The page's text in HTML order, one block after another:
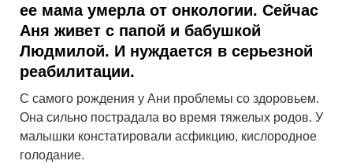
ее мама умерла от онкологии. Сейчас
Аня живет с папой и бабушкой
Людмилой. И нуждается в серьезной
реабилитации.
С самого рождения у Ани проблемы со здоровьем.
Она сильно пострадала во время тяжелых родов. У
малышки констатировали асфикцию, кислородное
голодание.